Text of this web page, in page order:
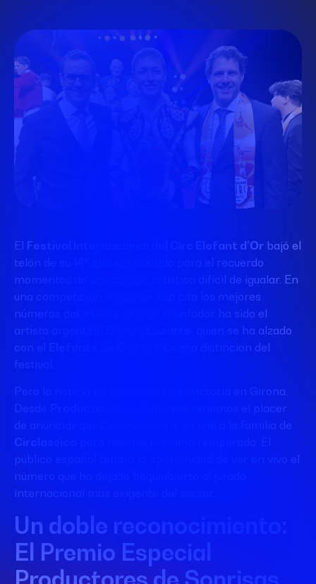
El Festival Internacional del Circ Elefant d’Or bajó el
telón de su 14ª edición dejando para el recuerdo
momentos de una calidad artística difícil de igualar. En
una competición donde se dan cita los mejores
números del mundo, el gran triunfador ha sido el
artista argentino
, quien se ha alzado
con el
, la máxima distinción del
festival
Pero la noticia no termina con su victoria en Girona.
Desde
tenemos el placer
de anunciar que Dmitry Lazarte se une a la familia de
Circlassica
público español tendrá la oportunidad de ver en vivo el
número que ha dejado boquiabierto al jurado
internacional más exigente del sector.
Un doble reconocimiento:
El Premio Especial